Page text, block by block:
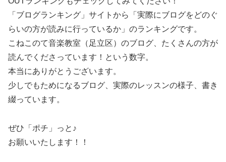
「ブログランキング」サイトから「実際にブログをどのぐ
らいの方が読みに行っているか」のランキングです。
こねこのて音楽教室（足立区）のブログ、たくさんの方が
読んでくださっています！という数字。
本当にありがとうございます。
少しでもためになるブログ、実際のレッスンの様子、書き
綴っています。
ぜひ「ポチ」っと♪
お願いいたします！！